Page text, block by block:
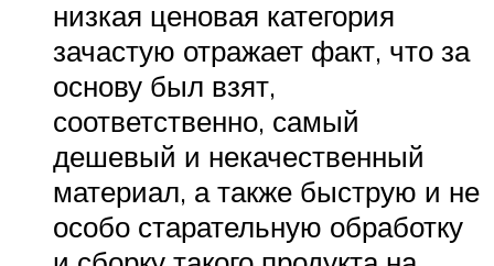
низкая ценовая категория
зачастую отражает факт, что за
основу был взят,
соответственно, самый
дешевый и некачественный
материал, а также быструю и не
особо старательную обработку